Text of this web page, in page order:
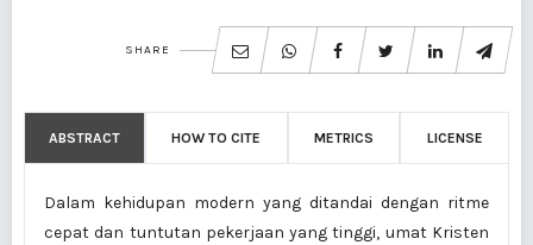
SHARE
ABSTRACT HOW TO CITE METRICS LICENSE
Dalam kehidupan modern yang ditandai dengan ritme
cepat dan tuntutan pekerjaan yang tinggi, umat Kristen